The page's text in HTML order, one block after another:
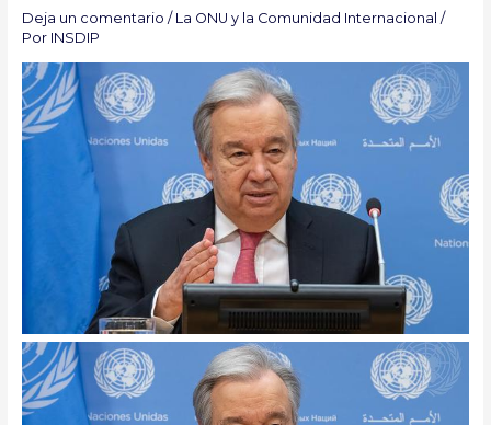
Deja un comentario / La ONU y la Comunidad Internacional /
Por INSDIP